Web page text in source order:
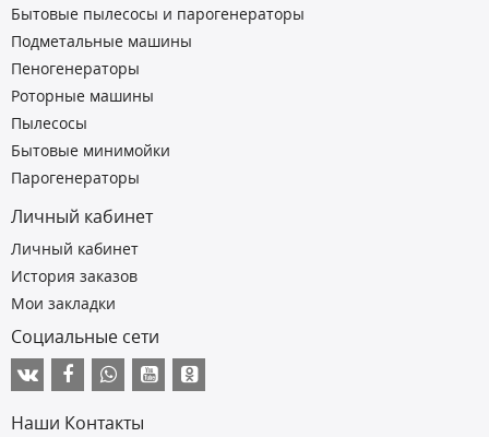
Бытовые пылесосы и парогенераторы
Подметальные машины
Пеногенераторы
Роторные машины
Пылесосы
Бытовые минимойки
Парогенераторы
Личный кабинет
Личный кабинет
История заказов
Мои закладки
Социальные сети
Наши Контакты